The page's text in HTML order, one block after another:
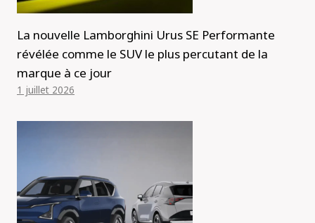
La nouvelle Lamborghini Urus SE Performante
révélée comme le SUV le plus percutant de la
marque à ce jour
1 juillet 2026